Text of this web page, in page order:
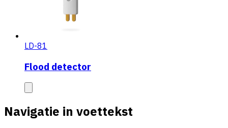
LD-81
Flood detector
Navigatie in voettekst